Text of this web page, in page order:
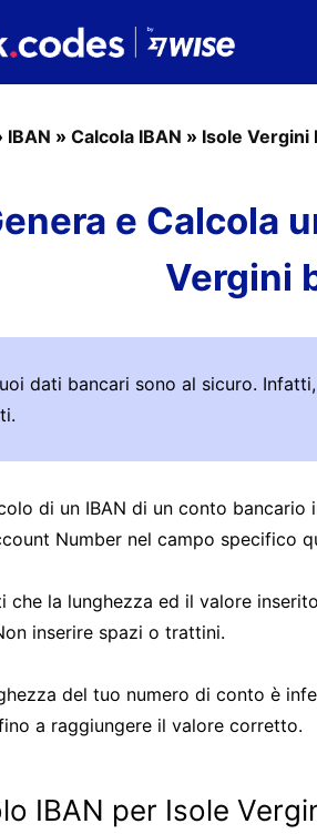
IBAN » Calcola IBAN » Isole Vergini
e Calcola
Vergini
dati bancari sono al sicuro.
di un IBAN di un conto bancario
Number nel campo specifico
che la lunghezza ed il valore
inserire spazi o trattini.
del tuo numero di conto è
a raggiungere il valore corretto.
IBAN per Isole